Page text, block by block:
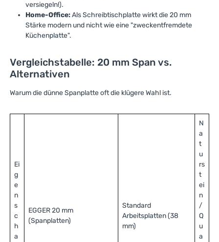
versiegeln!).
Home-Office:Als Schreibtischplatte wirkt die 20 mm
Stärke modern und nicht wie eine "zweckentfremdete
Küchenplatte".
Vergleichstabelle: 20 mm Span vs.
Alternativen
Warum die dünne Spanplatte oft die klügere Wahl ist.
Ei
g
e
n
s
c
h
a
EGGER 20 mm
(Spanplatten)
Standard
Arbeitsplatten (38
mm)
N
a
t
u
rs
t
ei
n
/
Q
u
a